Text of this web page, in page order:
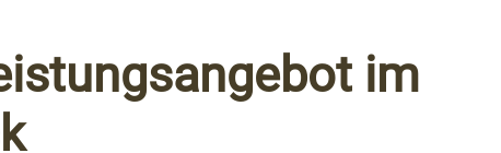
im